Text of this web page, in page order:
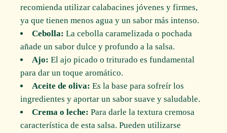
recomienda utilizar calabacines jóvenes y firmes,
ya que tienen menos agua y un sabor más intenso.
Cebolla: La cebolla caramelizada o pochada
añade un sabor dulce y profundo a la salsa.
Ajo: El ajo picado o triturado es fundamental
para dar un toque aromático.
Aceite de oliva: Es la base para sofreír los
ingredientes y aportar un sabor suave y saludable.
Crema o leche: Para darle la textura cremosa
característica de esta salsa. Pueden utilizarse